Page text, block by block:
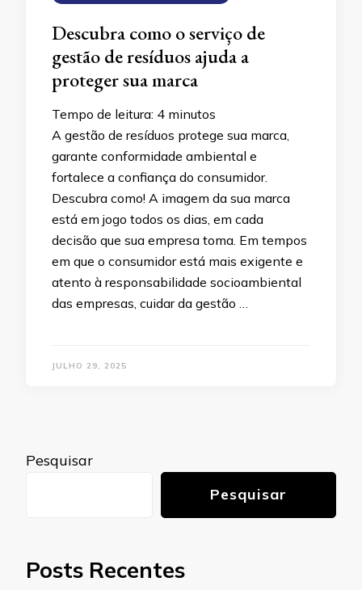
Descubra como o serviço de
gestão de resíduos ajuda a
proteger sua marca
Tempo de leitura: 4 minutos
A gestão de resíduos protege sua marca,
garante conformidade ambiental e
fortalece a confiança do consumidor.
Descubra como! A imagem da sua marca
está em jogo todos os dias, em cada
decisão que sua empresa toma. Em tempos
em que o consumidor está mais exigente e
atento à responsabilidade socioambiental
das empresas, cuidar da gestão …
JULHO 29, 2025
Pesquisar
Pesquisar
Posts Recentes